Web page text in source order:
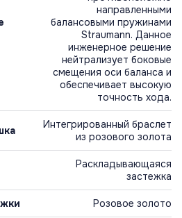
направленными
балансовыми пружинами
Straumann. Данное
инженерное решение
нейтрализует боковые
смещения оси баланса и
обеспечивает высокую
точность хода.
Интегрированный браслет
из розового золота
Раскладывающаяся
застежка
Розовое золото